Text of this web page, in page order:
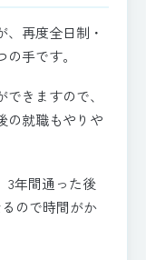
再度全日制・
手です。
きますので、
の就職もやりや
3年間通った後
ので時間がか